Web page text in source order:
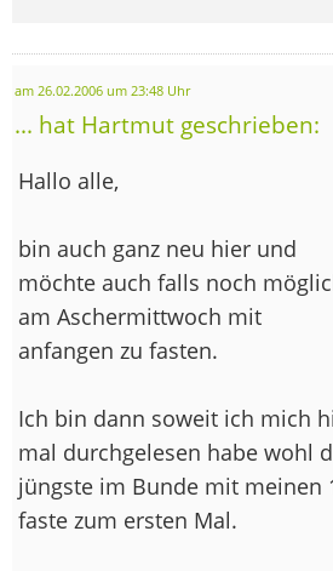
am 26.02.2006 um 23:48 Uhr
... hat Hartmut geschrieben:
Hallo alle,
bin auch ganz neu hier und
möchte auch falls noch
am Aschermittwoch mit
anfangen zu fasten.
Ich bin dann soweit ich mich
mal durchgelesen habe wohl
jüngste im Bunde mit meinen
faste zum ersten Mal.